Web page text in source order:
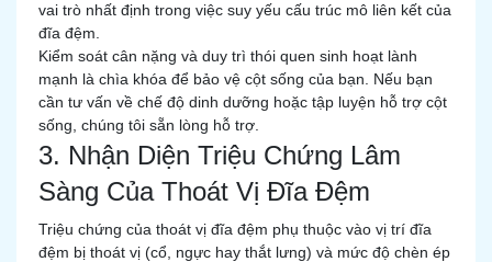
vai trò nhất định trong việc suy yếu cấu trúc mô liên kết của
đĩa đệm.
Kiểm soát cân nặng và duy trì thói quen sinh hoạt lành
mạnh là chìa khóa để bảo vệ cột sống của bạn. Nếu bạn
cần tư vấn về chế độ dinh dưỡng hoặc tập luyện hỗ trợ cột
sống, chúng tôi sẵn lòng hỗ trợ.
3. Nhận Diện Triệu Chứng Lâm
Sàng Của Thoát Vị Đĩa Đệm
Triệu chứng của thoát vị đĩa đệm phụ thuộc vào vị trí đĩa
đệm bị thoát vị (cổ, ngực hay thắt lưng) và mức độ chèn ép